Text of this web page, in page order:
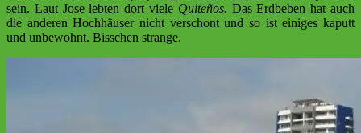
sein. Laut Jose lebten dort viele Quiteños. Das Erdbeben hat auch
die anderen Hochhäuser nicht verschont und so ist einiges kaputt
und unbewohnt. Bisschen strange.